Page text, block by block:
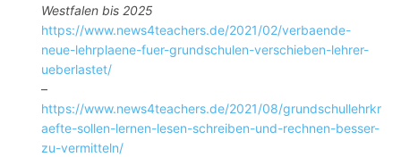
Westfalen bis 2025
https://www.news4teachers.de/2021/02/verbaende-
neue-lehrplaene-fuer-grundschulen-verschieben-lehrer-
ueberlastet/
–
https://www.news4teachers.de/2021/08/grundschullehrkr
aefte-sollen-lernen-lesen-schreiben-und-rechnen-besser-
zu-vermitteln/